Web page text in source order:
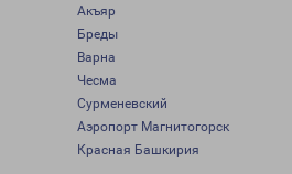
Акъяр
Бреды
Варна
Чесма
Сурменевский
Аэропорт Магнитогорск
Красная Башкирия